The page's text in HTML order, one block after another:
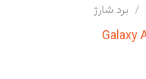
/ برد شارژ